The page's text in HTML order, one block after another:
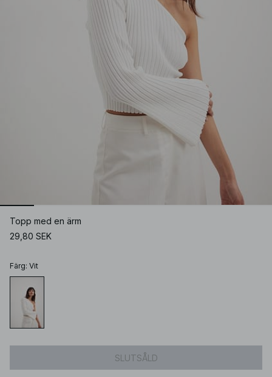
Topp med en ärm
29,80 SEK
Färg: Vit
SLUTSÅLD